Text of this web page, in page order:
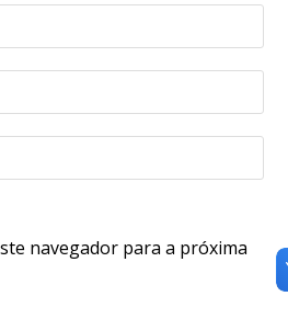
navegador para a próxima